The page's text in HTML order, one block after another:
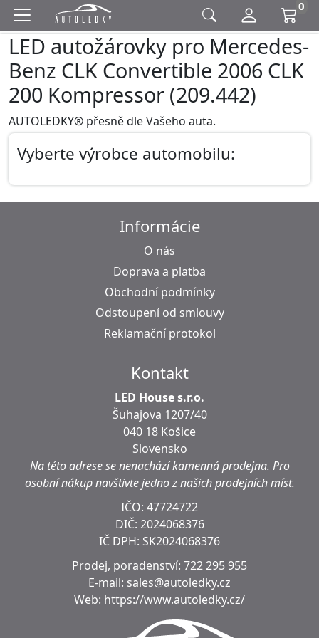
0
LED autožárovky pro Mercedes-
Benz CLK Convertible 2006 CLK
200 Kompressor (209.442)
AUTOLEDKY® přesně dle Vašeho auta.
Vyberte výrobce automobilu:
Informácie
O nás
Doprava a platba
Obchodní podmínky
Odstoupení od smlouvy
Reklamační protokol
Kontakt
LED House s.r.o.
Šuhajova 1207/40
040 18 Košice
Slovensko
Na této adrese senenacházíkamenná prodejna. Pro
osobní nákup navštivte jedno z našich prodejních míst.
IČO: 47724722
DIČ: 2024068376
IČ DPH: SK2024068376
Prodej, poradenství: 722 295 955
E-mail: sales@autoledky.cz
Web: https://www.autoledky.cz/